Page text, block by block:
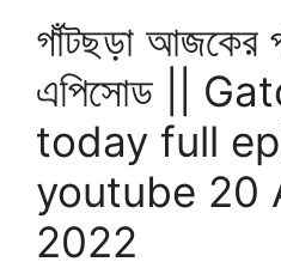
গাঁটছড়া আজকের
এপিসোড ||
today full
youtube 20
2022